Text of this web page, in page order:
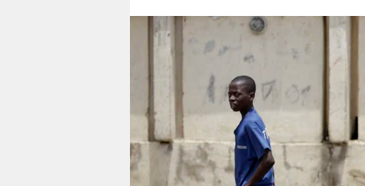
berlin
nord
wahrheit
verlag